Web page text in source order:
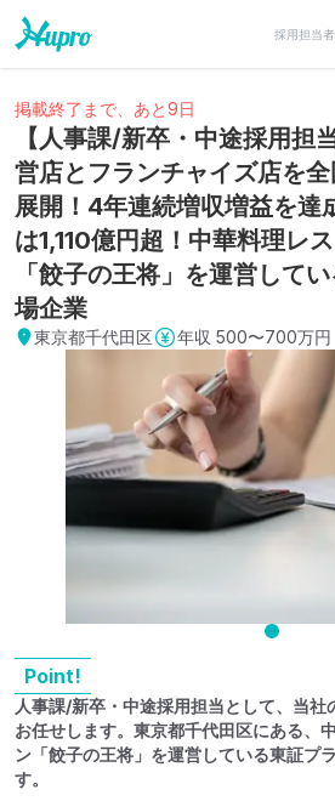
採用担当
掲載終了まで、あと9日
【人事課/新卒・中途採用担
営店とフランチャイズ店を
展開！4年連続増収増益を達
は1,110億円超！中華料理レ
「餃子の王将」を運営して
場企業
東京都千代田区 年収 500〜700万円
Point!
人事課/新卒・中途採用担当として、当社
お任せします。東京都千代田区にある、
ン「餃子の王将」を運営している東証プ
す。